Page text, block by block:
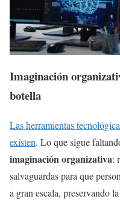
Imaginación
botella
Las herramientas
existen. Lo que sigue
imaginación organizativa:
salvaguardas para que
a gran escala, preservando